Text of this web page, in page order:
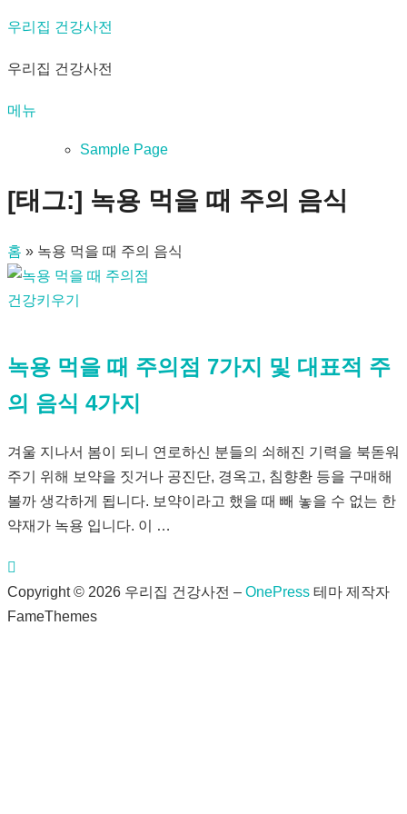
내
으
기
우리집 건강사전
우리집 건강사전
메뉴
Sample Page
[태그:] 녹용 먹을 때 주의 음식
홈 » 녹용 먹을 때 주의 음식
건강키우기
녹용 먹을 때 주의점 7가지 및 대표적 주
의 음식 4가지
겨울 지나서 봄이 되니 연로하신 분들의 쇠해진 기력을 북돋워
주기 위해 보약을 짓거나 공진단, 경옥고, 침향환 등을 구매해
볼까 생각하게 됩니다. 보약이라고 했을 때 빼 놓을 수 없는 한
약재가 녹용 입니다. 이 …
Copyright © 2026 우리집 건강사전 – OnePress 테마 제작자
FameThemes